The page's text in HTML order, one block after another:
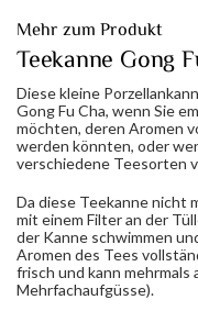
Mehr zum Produkt
Teekanne Gong
Diese kleine
Gong Fu Cha, wenn Sie
möchten, deren Aromen
werden könnten, oder
verschiedene Teesorten
Da diese Teekanne nicht
mit einem Filter an der
der Kanne schwimmen
Aromen des Tees
frisch und kann mehrmals
Mehrfachaufgüsse).